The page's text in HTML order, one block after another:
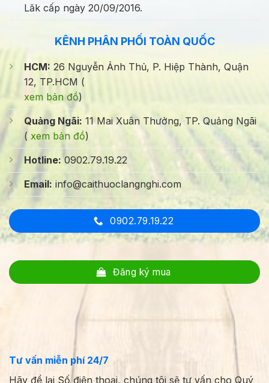
Lăk cấp ngày 20/09/2016.
KÊNH PHÂN PHỐI TOÀN QUỐC
HCM: 26 Nguyễn Ảnh Thủ, P. Hiệp Thành, Quận
12, TP.HCM (
xem bản đồ)
Quảng Ngãi: 11 Mai Xuân Thưởng, TP. Quảng Ngãi
( xem bản đồ)
Hotline:0902.79.19.22
Email: info@caithuoclangnghi.com
0902.79.19.22
Đăng ký mua
Tư vấn miễn phí 24/7
Hãy để lại Số điện thoại, chúng tôi sẽ tư vấn cho Quý